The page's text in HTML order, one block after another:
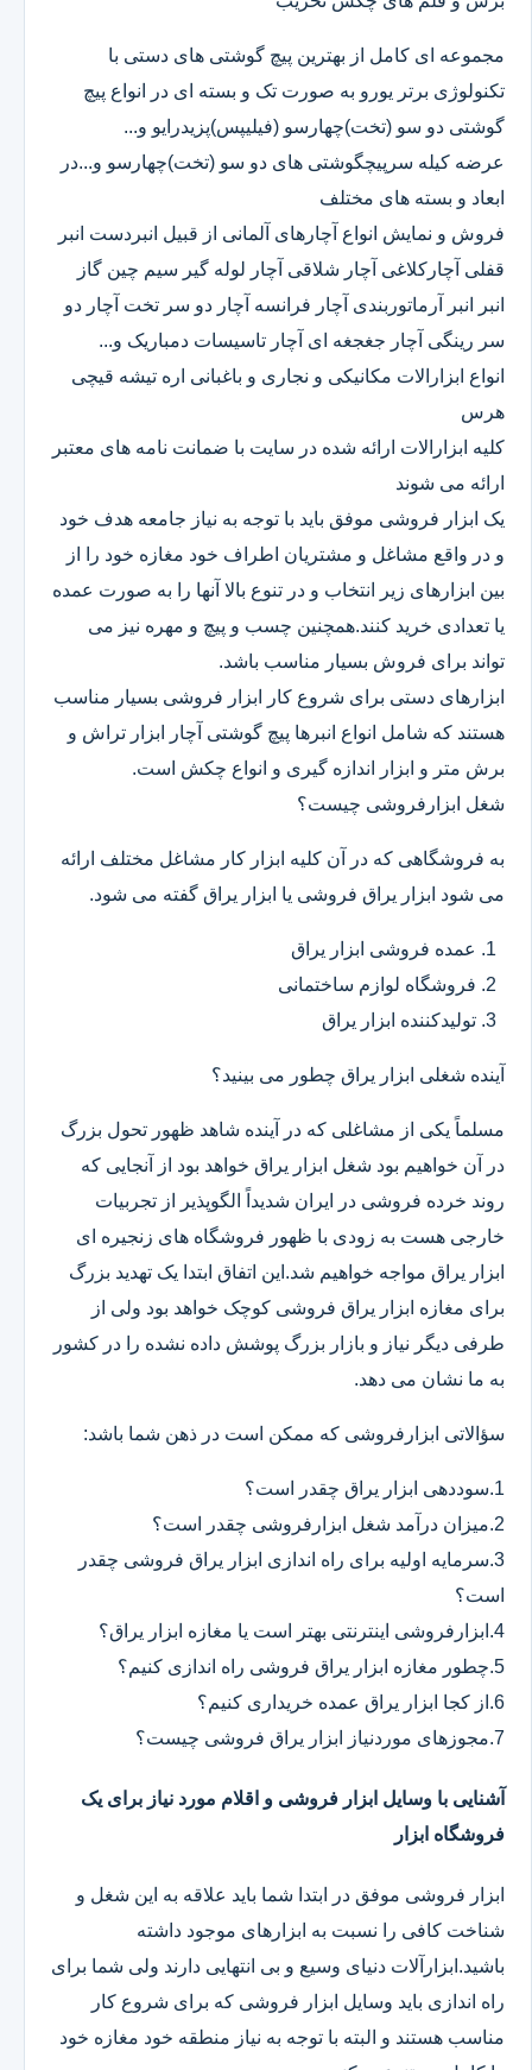
مجموعه ای کامل از بهترین پیچ گوشتی های دستی با
تکنولوژی برتر یورو به صورت تک و بسته ای در انواع پیچ
گوشتی دو سو (تخت)چهارسو (فیلیپس)پزیدرایو و...
عرضه کیله سرپیچگوشتی های دو سو (تخت)چهارسو و...در
ابعاد و بسته های مختلف
فروش و نمایش انواع آچارهای آلمانی از قبیل انبردست انبر
قفلی آچارکلاغی آچار شلاقی آچار لوله گیر سیم چین گاز
انبر انبر آرماتوربندی آچار فرانسه آچار دو سر تخت آچار دو
سر رینگی آچار جغجغه ای آچار تاسیسات دمباریک و...
انواع ابزارالات مکانیکی و نجاری و باغبانی اره تیشه قیچی
هرس
کلیه ابزارالات ارائه شده در سایت با ضمانت نامه های معتبر
ارائه می شوند
یک ابزار فروشی موفق باید با توجه به نیاز جامعه هدف خود
و در واقع مشاغل و مشتریان اطراف خود مغازه خود را از
بین ابزارهای زیر انتخاب و در تنوع بالا آنها را به صورت عمده
یا تعدادی خرید کنند.همچنین چسب و پیچ و مهره نیز می
تواند برای فروش بسیار مناسب باشد.
ابزارهای دستی برای شروع کار ابزار فروشی بسیار مناسب
هستند که شامل انواع انبرها پیچ گوشتی آچار ابزار تراش و
برش متر و ابزار اندازه گیری و انواع چکش است.
شغل ابزارفروشی چیست؟
به فروشگاهی که در آن کلیه ابزار کار مشاغل مختلف ارائه
می شود ابزار یراق فروشی یا ابزار یراق گفته می شود.
عمده فروشی ابزار یراق
فروشگاه لوازم ساختمانی
تولیدکننده ابزار یراق
آینده شغلی ابزار یراق چطور می بینید؟
مسلماً یکی از مشاغلی که در آینده شاهد ظهور تحول بزرگ
در آن خواهیم بود شغل ابزار یراق خواهد بود از آنجایی که
روند خرده فروشی در ایران شدیداً الگوپذیر از تجربیات
خارجی هست به زودی با ظهور فروشگاه های زنجیره ای
ابزار یراق مواجه خواهیم شد.این اتفاق ابتدا یک تهدید بزرگ
برای مغازه ابزار یراق فروشی کوچک خواهد بود ولی از
طرفی دیگر نیاز و بازار بزرگ پوشش داده نشده را در کشور
به ما نشان می دهد.
سؤالاتی ابزارفروشی که ممکن است در ذهن شما باشد:
1.سوددهی ابزار یراق چقدر است؟
2.میزان درآمد شغل ابزارفروشی چقدر است؟
3.سرمایه اولیه برای راه اندازی ابزار یراق فروشی چقدر
است؟
4.ابزارفروشی اینترنتی بهتر است یا مغازه ابزار یراق؟
5.چطور مغازه ابزار یراق فروشی راه اندازی کنیم؟
6.از کجا ابزار یراق عمده خریداری کنیم؟
7.مجوزهای موردنیاز ابزار یراق فروشی چیست؟
آشنایی با وسایل ابزار فروشی و اقلام مورد نیاز برای یک
فروشگاه ابزار
ابزار فروشی موفق در ابتدا شما باید علاقه به این شغل و
شناخت کافی را نسبت به ابزارهای موجود داشته
باشید.ابزارآلات دنیای وسیع و بی انتهایی دارند ولی شما برای
راه اندازی باید وسایل ابزار فروشی که برای شروع کار
مناسب هستند و البته با توجه به نیاز منطقه خود مغازه خود